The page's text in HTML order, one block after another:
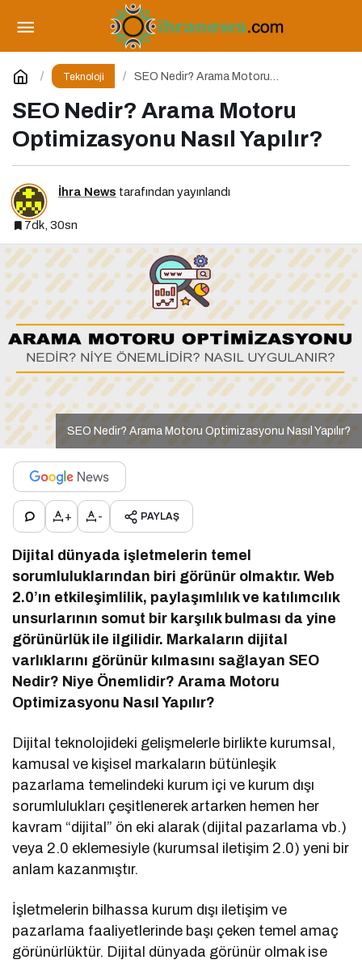
Teknoloji
SEO Nedir? Arama Motoru
SEO Nedir? Arama Motoru
Optimizasyonu Nasıl Yapılır?
İhra News tarafından yayınlandı
7dk, 30sn
SEO Nedir? Arama Motoru Optimizasyonu Nasıl Yapılır?
+ - PAYLAŞ
Dijital dünyada işletmelerin temel
sorumluluklarından biri görünür olmaktır. Web
2.0’ın etkileşimlilik, paylaşımlılık ve katılımcılık
unsurlarının somut bir karşılık bulması da yine
görünürlük ile ilgilidir. Markaların dijital
varlıklarını görünür kılmasını sağlayan SEO
Nedir? Niye Önemlidir? Arama Motoru
Optimizasyonu Nasıl Yapılır?
Dijital teknolojideki gelişmelerle birlikte kurumsal,
kamusal ve kişisel markaların bütünleşik
pazarlama temelindeki kurum içi ve kurum dışı
sorumlulukları çeşitlenerek artarken hemen her
kavram “dijital” ön eki alarak (dijital pazarlama vb.)
veya 2.0 eklemesiyle (kurumsal iletişim 2.0) yeni bir
anlam kazanmıştır.
İşletmelerin bilhassa kurum dışı iletişim ve
pazarlama faaliyetlerinde başı çeken temel amaç
görünürlüktür. Dijital dünyada görünür olmak ise
Yeni Tehdit: Sahte Hata Mesajıyla Başlayan
Siber Saldırılar Yükselişte
Yorum Yap